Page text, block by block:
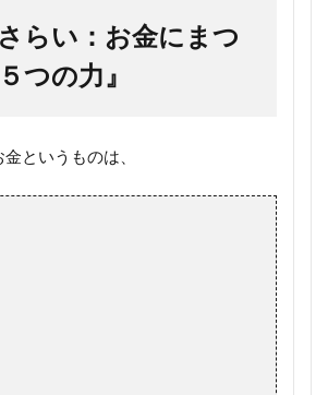
らい：お金にまつ
つの力』
というものは、